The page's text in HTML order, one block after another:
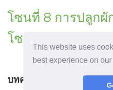
This website uses
best experience on
โซนที่ 8 การปลูกผั
โซน 8
บทความก่อนหน้า